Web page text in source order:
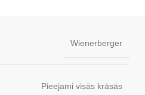
Wienerberger
Pieejami visās krāsās